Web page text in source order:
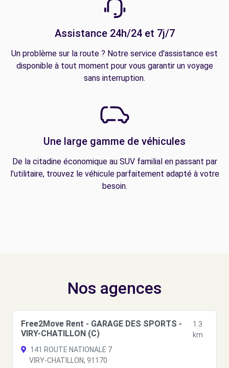
Assistance 24h/24 et 7j/7
Un problème sur la route ? Notre service d'assistance est
disponible à tout moment pour vous garantir un voyage
sans interruption.
Une large gamme de véhicules
De la citadine économique au SUV familial en passant par
l'utilitaire, trouvez le véhicule parfaitement adapté à votre
besoin.
Nos agences
Free2Move Rent - GARAGE DES SPORTS -
VIRY-CHATILLON (C)
1.3
km
141 ROUTE NATIONALE 7
VIRY-CHATILLON, 91170